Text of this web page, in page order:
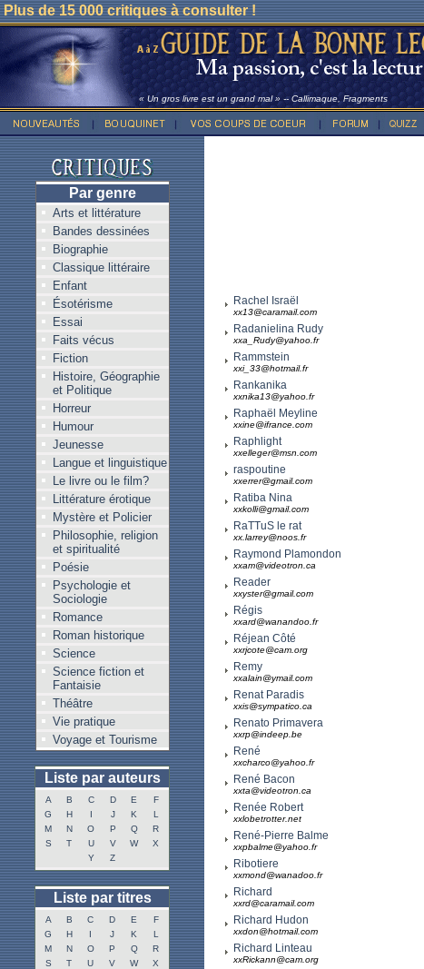
Plus de 15 000 critiques à consulter !
« Un gros livre est un grand mal » -- Callimaque, Fragments
Par genre
Arts et littérature
Bandes dessinées
Biographie
Classique littéraire
Enfant
Ésotérisme
Essai
Faits vécus
Fiction
Histoire, Géographie
et Politique
Horreur
Humour
Jeunesse
Langue et linguistique
Le livre ou le film?
Littérature érotique
Mystère et Policier
Philosophie, religion
et spiritualité
Poésie
Psychologie et
Sociologie
Romance
Roman historique
Science
Science fiction et
Fantaisie
Théâtre
Vie pratique
Voyage et Tourisme
Liste par auteurs
A B C D E
F
G
H I J K
L
M
N O P Q
R
S
T U V W
X
Y
Z
Liste par titres
A B C D E
F
G
H I J K
L
M
N O P Q
R
S
T U V W
X
Rachel Israël
xx13@caramail.com
Radanielina Rudy
xxa_Rudy@yahoo.fr
Rammstein
xxi_33@hotmail.fr
Rankanika
xxnika13@yahoo.fr
Raphaël Meyline
xxine@ifrance.com
Raphlight
xxelleger@msn.com
raspoutine
xxerrer@gmail.com
Ratiba Nina
xxkolli@gmail.com
RaTTuS le rat
xx.larrey@noos.fr
Raymond Plamondon
xxam@videotron.ca
Reader
xxyster@gmail.com
Régis
xxard@wanandoo.fr
Réjean Côté
xxrjcote@cam.org
Remy
xxalain@ymail.com
Renat Paradis
xxis@sympatico.ca
Renato Primavera
xxrp@indeep.be
René
xxcharco@yahoo.fr
René Bacon
xxta@videotron.ca
Renée Robert
xxlobetrotter.net
René-Pierre Balme
xxpbalme@yahoo.fr
Ribotiere
xxmond@wanadoo.fr
Richard
xxrd@caramail.com
Richard Hudon
xxdon@hotmail.com
Richard Linteau
xxRickann@cam.org